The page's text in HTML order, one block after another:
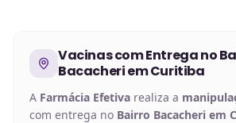
Vacinascom Entrega no
Bacacheri em Curitiba
A Farmácia Efetiva realiza a
com entrega no Bairro Bacacheri em